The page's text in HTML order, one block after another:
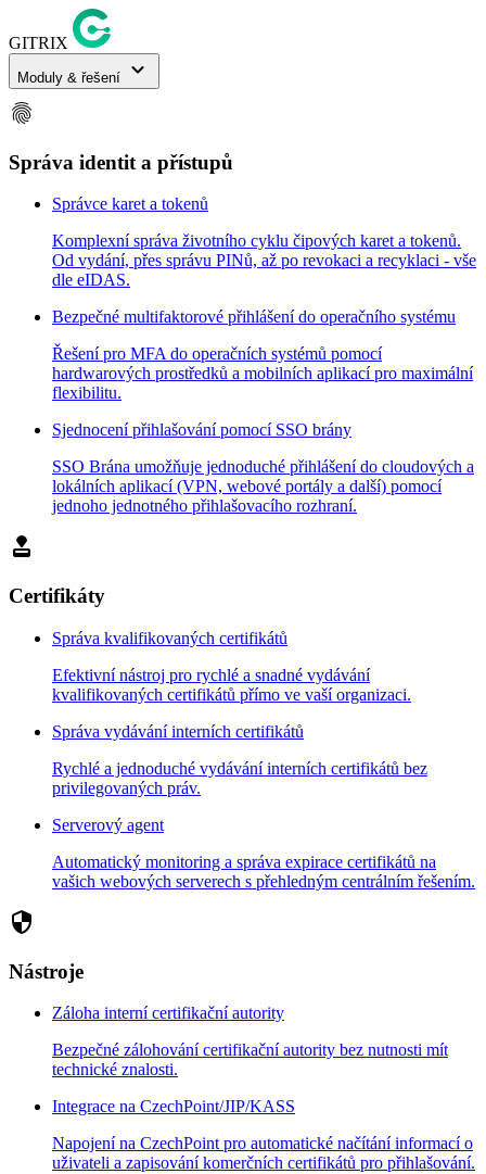
GITRIX
Moduly & řešení
expand_more
fingerprint
Správa identit a přístupů
Správce karet a tokenů
Komplexní správa životního cyklu čipových karet a tokenů.
Od vydání, přes správu PINů, až po revokaci a recyklaci - vše
dle eIDAS.
Bezpečné multifaktorové přihlášení do operačního systému
Řešení pro MFA do operačních systémů pomocí
hardwarových prostředků a mobilních aplikací pro maximální
flexibilitu.
Sjednocení přihlašování pomocí SSO brány
SSO Brána umožňuje jednoduché přihlášení do cloudových a
lokálních aplikací (VPN, webové portály a další) pomocí
jednoho jednotného přihlašovacího rozhraní.
approval
Certifikáty
Správa kvalifikovaných certifikátů
Efektivní nástroj pro rychlé a snadné vydávání
kvalifikovaných certifikátů přímo ve vaší organizaci.
Správa vydávání interních certifikátů
Rychlé a jednoduché vydávání interních certifikátů bez
privilegovaných práv.
Serverový agent
Automatický monitoring a správa expirace certifikátů na
vašich webových serverech s přehledným centrálním řešením.
security
Nástroje
Záloha interní certifikační autority
Bezpečné zálohování certifikační autority bez nutnosti mít
technické znalosti.
Integrace na CzechPoint/JIP/KASS
Napojení na CzechPoint pro automatické načítání informací o
uživateli a zapisování komerčních certifikátů pro přihlašování.